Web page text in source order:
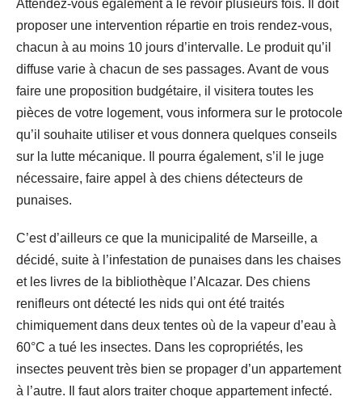
Attendez-vous également à le revoir plusieurs fois. Il doit
proposer une intervention répartie en trois rendez-vous,
chacun à au moins 10 jours d’intervalle. Le produit qu’il
diffuse varie à chacun de ses passages. Avant de vous
faire une proposition budgétaire, il visitera toutes les
pièces de votre logement, vous informera sur le protocole
qu’il souhaite utiliser et vous donnera quelques conseils
sur la lutte mécanique. Il pourra également, s’il le juge
nécessaire, faire appel à des chiens détecteurs de
punaises.
C’est d’ailleurs ce que la municipalité de Marseille, a
décidé, suite à l’infestation de punaises dans les chaises
et les livres de la bibliothèque l’Alcazar. Des chiens
renifleurs ont détecté les nids qui ont été traités
chimiquement dans deux tentes où de la vapeur d’eau à
60°C a tué les insectes. Dans les copropriétés, les
insectes peuvent très bien se propager d’un appartement
à l’autre. Il faut alors traiter choque appartement infecté.